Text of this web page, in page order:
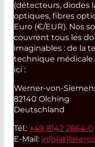
(détecteurs, diodes
optiques, fibres
Euro (€/EUR). Nos
couvrent tous les
imaginables : de la
technique
ici :
Werner-von-
82140 Olching
Deutschland
Tél.: +49 8142 2864-0
E-Mail: info(at)